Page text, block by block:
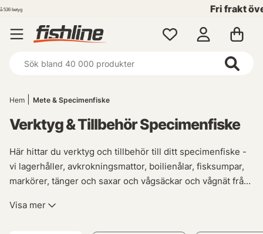
Hem Mete & Specimenfiske
Verktyg & Tillbehör Specimenfiske
Här hittar du verktyg och tillbehör till ditt specimenfiske -
vi lagerhåller, avkrokningsmattor, boilienålar, fisksumpar,
markörer, tänger och saxar och vågsäckar och vågnät från
Visa mer